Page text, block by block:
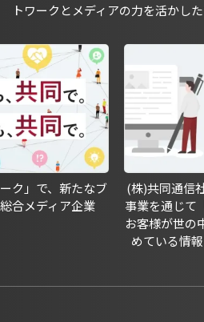
トワークとメディアの力を活かし
ク」で、新たなブ
合メディア企業
(株)共同通信
事業を通じて
お客様が世の
めている情